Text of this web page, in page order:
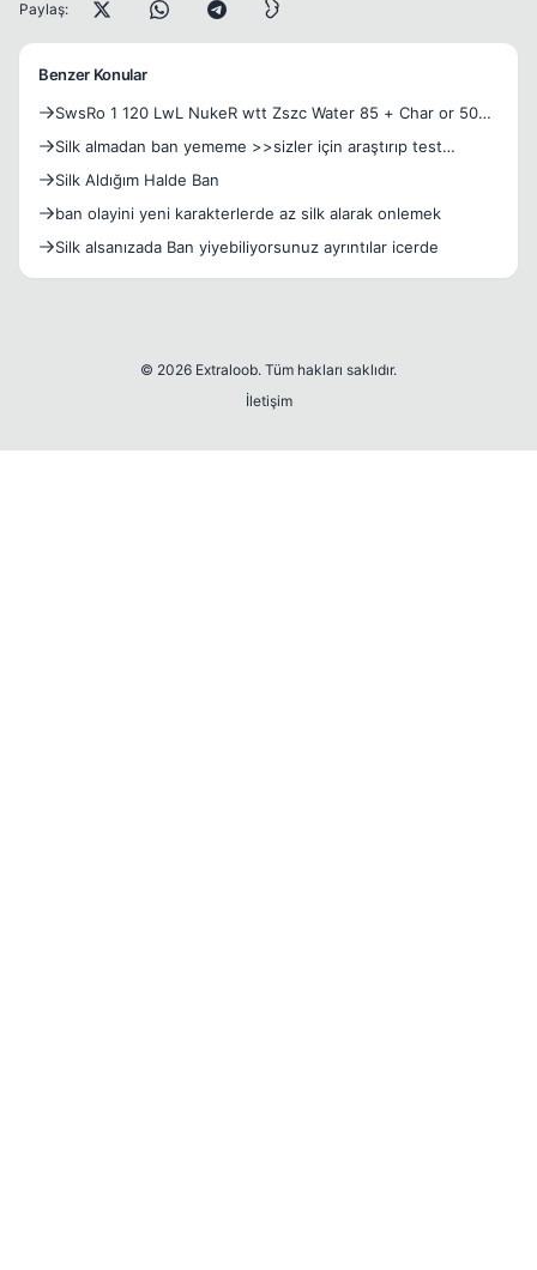
Paylaş:
Benzer Konular
SwsRo 1 120 LwL NukeR wtt Zszc Water 85 + Char or 500
SİLK!
Silk almadan ban yememe >>sizler için araştırıp test
ettim<<
Silk Aldığım Halde Ban
ban olayini yeni karakterlerde az silk alarak onlemek
Silk alsanızada Ban yiyebiliyorsunuz ayrıntılar icerde
© 2026 Extraloob. Tüm hakları saklıdır.
İletişim